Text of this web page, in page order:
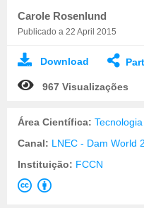
Carole Rosenlund
Publicado a 22 April 2015
Download
967 Visualizações
Área Científica:
Canal: LNEC - Dam World
Instituição: FCCN